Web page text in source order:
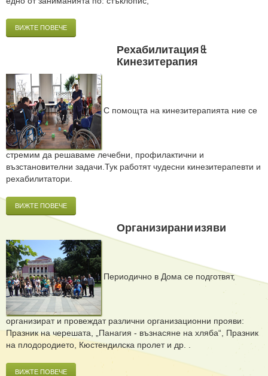
ВИЖТЕ ПОВЕЧЕ
Рехабилитация &
Кинезитерапия
С помощта на кинезитерапията ние се
стремим да решаваме лечебни, профилактични и
възстановителни задачи.Тук работят чудесни кинезитерапевти и
рехабилитатори.
ВИЖТЕ ПОВЕЧЕ
Организирани изяви
Периодично в Дома се подготвят,
организират и провеждат различни организационни прояви:
Празник на черешата, „Панагия - възнасяне на хляба“, Празник
на плодородието, Кюстендилска пролет и др. .
ВИЖТЕ ПОВЕЧЕ